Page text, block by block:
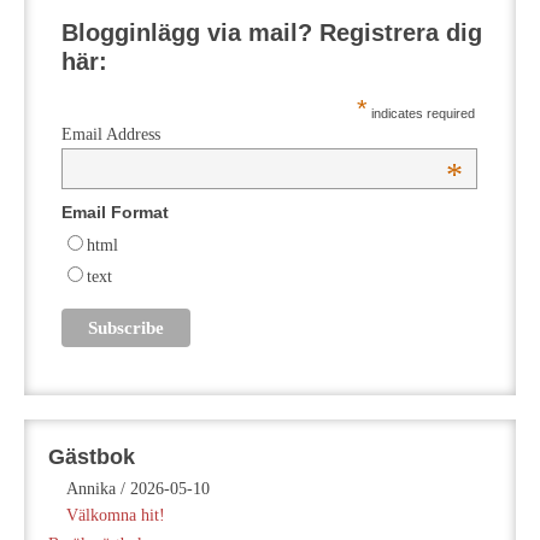
Blogginlägg via mail? Registrera dig
här:
* indicates required
Email Address
*
Email Format
html
text
Gästbok
Annika / 2026-05-10
Välkomna hit!